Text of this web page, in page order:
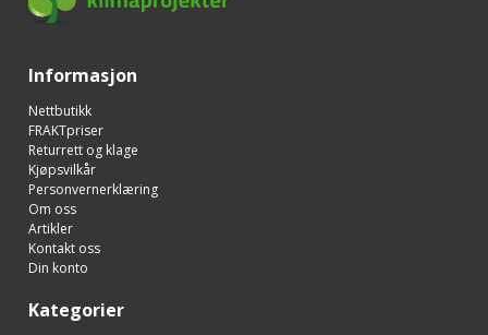
Informasjon
Nettbutikk
FRAKTpriser
Returrett og klage
Kjøpsvilkår
Personvernerklæring
Om oss
Artikler
Kontakt oss
Din konto
Kategorier